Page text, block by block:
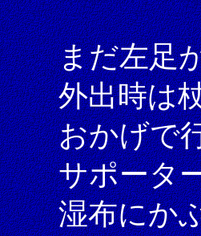
まだ左足
外出時は
おかげで
サポータ
湿布にか